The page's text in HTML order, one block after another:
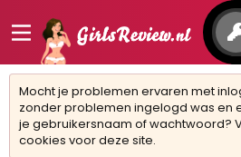
Mocht je problemen ervaren met
zonder problemen ingelogd was en
je gebruikersnaam of wachtwoord?
cookies voor deze site.